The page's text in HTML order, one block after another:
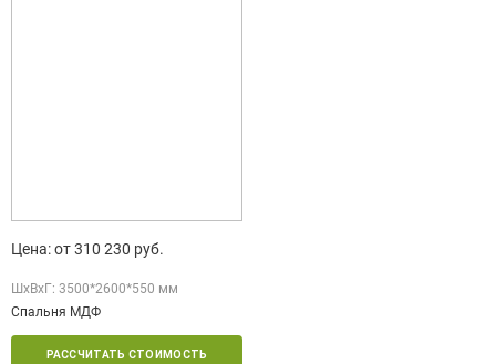
Цена: от 310 230 руб.
ШxВxГ: 3500*2600*550 мм
Спальня МДФ
РАССЧИТАТЬ СТОИМОСТЬ